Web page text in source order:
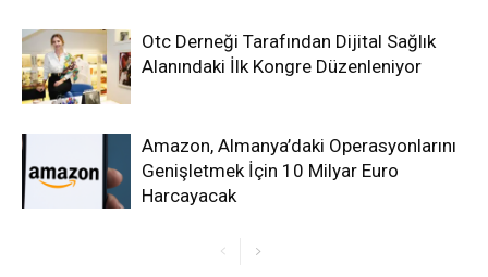
Otc Derneği Tarafından Dijital Sağlık
Alanındaki İlk Kongre Düzenleniyor
Amazon, Almanya’daki Operasyonlarını
Genişletmek İçin 10 Milyar Euro
Harcayacak